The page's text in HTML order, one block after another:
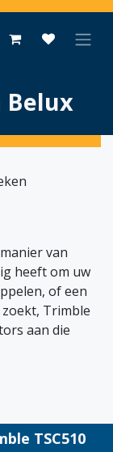
Belux
van
heeft om uw
of een
Trimble
aan die
TSC510